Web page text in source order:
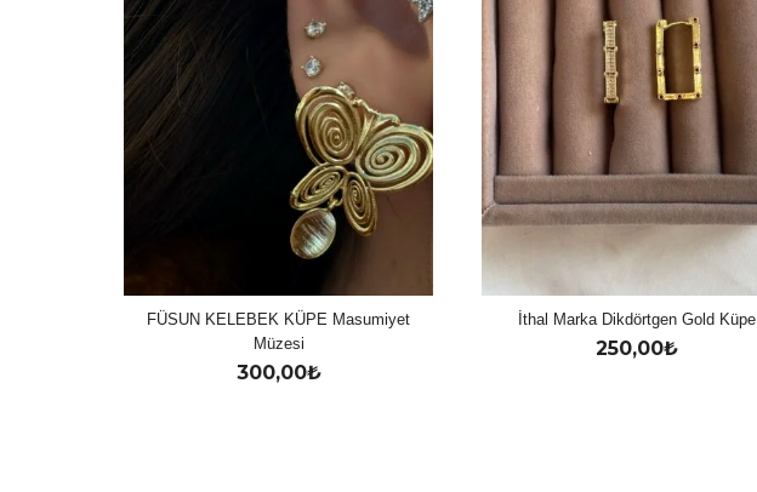
FÜSUN KELEBEK KÜPE Masumiyet
Müzesi
300,00₺
İthal Marka Dikdörtgen Gold Küpe
250,00₺